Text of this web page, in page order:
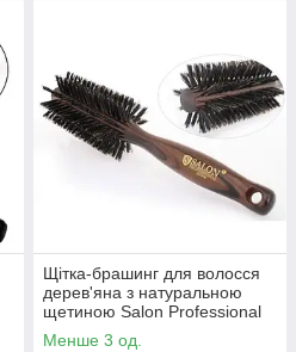
Щітка-брашинг для волосся
дерев'яна з натуральною
щетиною Salon Professional
2272fm
Менше 3 од.